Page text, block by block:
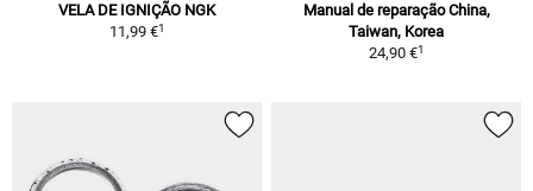
VELA DE IGNIÇÃO NGK
11,99 €1
Manual de reparação China,
Taiwan, Korea
24,90 €1